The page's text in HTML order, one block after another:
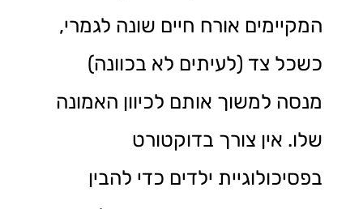
המקיימים אורח חיים שונה לגמרי,
כשכל צד (לעיתים לא בכוונה)
מנסה למשוך אותם לכיוון האמונה
שלו. אין צורך בדוקטורט
בפסיכולוגיית ילדים כדי להבין